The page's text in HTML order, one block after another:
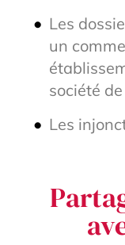
Les
un
société
Les